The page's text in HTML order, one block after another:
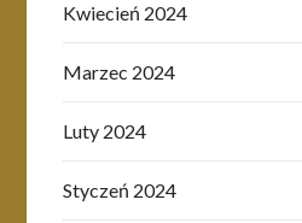
Kwiecień 2024
Marzec 2024
Luty 2024
Styczeń 2024